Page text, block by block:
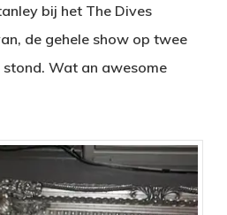
bij het The Dives
de gehele show op twee
Wat an awesome